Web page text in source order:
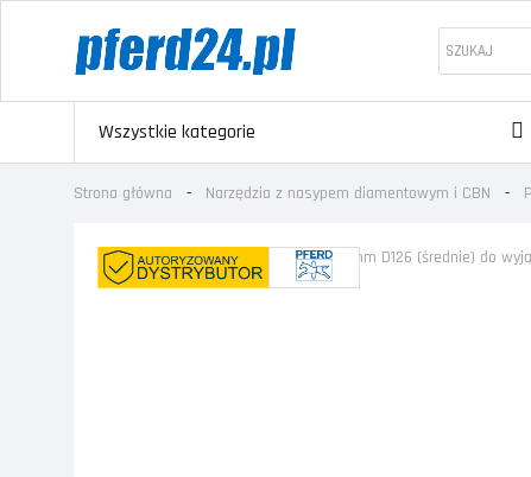
Wszystkie kategorie
Strona główna Narzędzia z nasypem diamentowym i CBN